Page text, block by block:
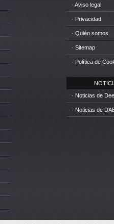
· Aviso legal
· Privacidad
· Quién somos
· Sitemap
· Política de
· Noticias de
· Noticias de